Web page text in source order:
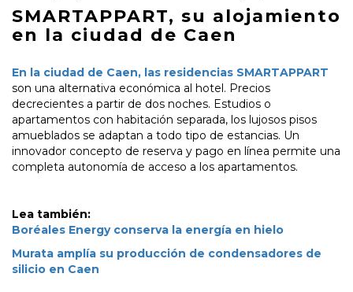
SMARTAPPART, su alojamiento
en la ciudad de Caen
En la ciudad de Caen, las residencias SMARTAPPART
son una alternativa económica al hotel. Precios
decrecientes a partir de dos noches. Estudios o
apartamentos con habitación separada, los lujosos pisos
amueblados se adaptan a todo tipo de estancias. Un
innovador concepto de reserva y pago en línea permite una
completa autonomía de acceso a los apartamentos.
Lea también:
Boréales Energy conserva la energía en hielo
Murata amplía su producción de condensadores de
silicio en Caen